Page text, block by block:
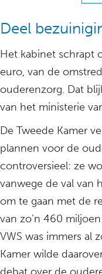
Deel
Het kabinet schrapt
euro, van de
ouderenzorg. Dat
van het ministerie
De Tweede Kamer
plannen voor de
controversieel: ze
vanwege de val van
om te gaan met de
van zo’n 460
VWS was immers al
Kamer wilde